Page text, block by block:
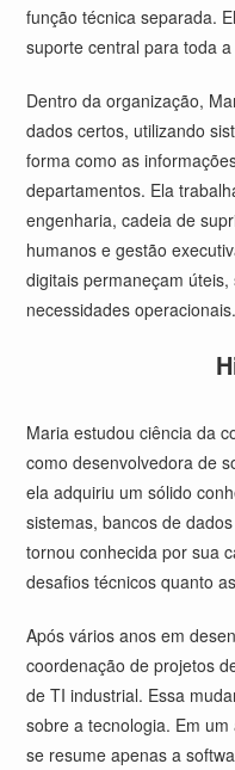
função técnica separada.
suporte central para toda
Dentro da organização,
dados certos, utilizando
forma como as
departamentos. Ela
engenharia, cadeia de
humanos e gestão
digitais permaneçam
necessidades operacionais.
Maria estudou ciência da
como desenvolvedora de
ela adquiriu um sólido
sistemas, bancos de
tornou conhecida por sua
desafios técnicos quanto
Após vários anos em
coordenação de projetos
de TI industrial. Essa
sobre a tecnologia. Em
se resume apenas a